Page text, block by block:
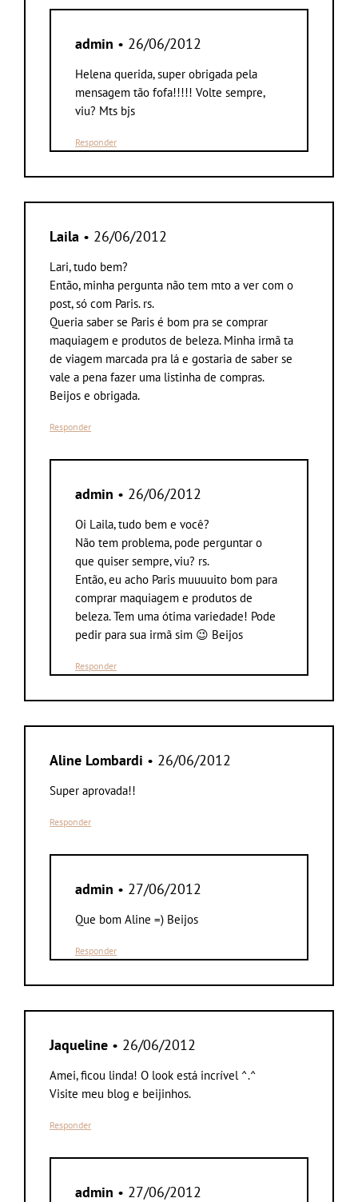
admin • 26/06/2012
Helena querida, super obrigada pela
mensagem tão fofa!!!!! Volte sempre,
viu? Mts bjs
Responder
Laila • 26/06/2012
Lari, tudo bem?
Então, minha pergunta não tem mto a ver com o
post, só com Paris. rs.
Queria saber se Paris é bom pra se comprar
maquiagem e produtos de beleza. Minha irmã ta
de viagem marcada pra lá e gostaria de saber se
vale a pena fazer uma listinha de compras.
Beijos e obrigada.
Responder
admin • 26/06/2012
Oi Laila, tudo bem e você?
Não tem problema, pode perguntar o
que quiser sempre, viu? rs.
Então, eu acho Paris muuuuito bom para
comprar maquiagem e produtos de
beleza. Tem uma ótima variedade! Pode
pedir para sua irmã sim 😉 Beijos
Responder
Aline Lombardi • 26/06/2012
Super aprovada!!
Responder
admin • 27/06/2012
Que bom Aline =) Beijos
Responder
Jaqueline • 26/06/2012
Amei, ficou linda! O look está incrível ^.^
Visite meu blog e beijinhos.
Responder
admin • 27/06/2012